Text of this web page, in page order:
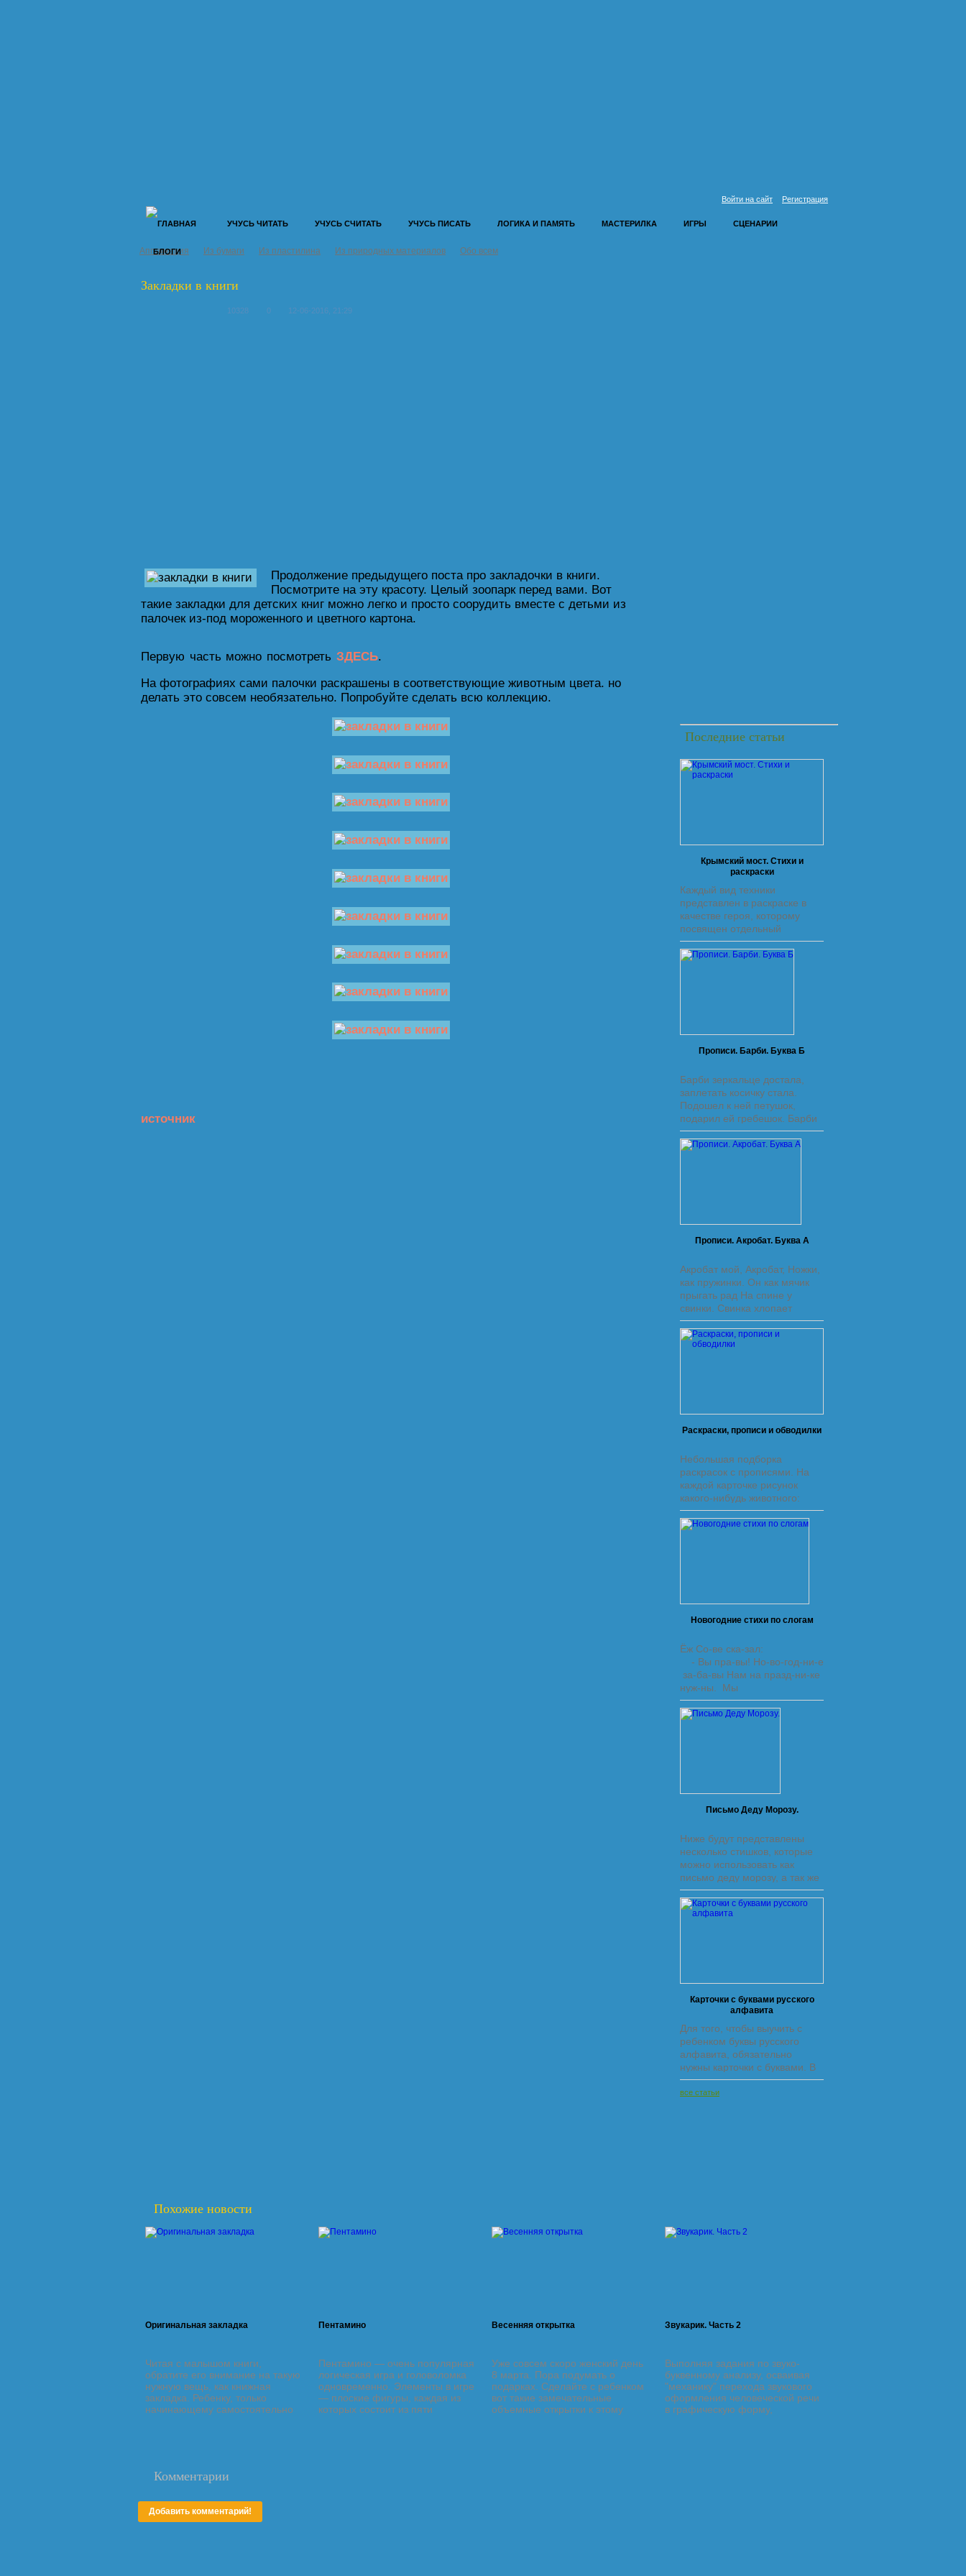
Войти на сайт Регистрация
УЧУСЬ ЧИТАТЬ УЧУСЬ СЧИТАТЬ УЧУСЬ ПИСАТЬ ЛОГИКА И ПАМЯТЬ МАСТЕРИЛКА ИГРЫ СЦЕНАРИИ
БЛОГИ
Аппликация Из бумаги Из пластилина Из природных материалов Обо всем
Закладки в книги
10328 0 12-06-2016, 21:29
Продолжение предыдущего поста про закладочки в книги.
Посмотрите на эту красоту. Целый зоопарк перед вами. Вот
такие закладки для детских книг можно легко и просто соорудить вместе с детьми из
палочек из-под мороженного и цветного картона.
Первую часть можно посмотреть ЗДЕСЬ.
На фотографиях сами палочки раскрашены в соответствующие животным цвета. но
делать это совсем необязательно. Попробуйте сделать всю коллекцию.
источник
Последние статьи
Крымский мост. Стихи и
раскраски
Каждый вид техники
представлен в раскраске в
качестве героя, которому
посвящен отдельный
разворот с черно-белой
картинкой для
Прописи. Барби. Буква Б
Барби зеркальце достала,
заплетать косичку стала.
Подошел к ней петушок,
подарил ей гребешок. Барби
улыбается — ей подарок
нравится!
Прописи. Акробат. Буква А
Акробат мой, Акробат, Ножки,
как пружинки. Он как мячик
прыгать рад На спине у
свинки. Свинка хлопает
ушами, Ей играть занятно с
нами.
Раскраски, прописи и обводилки
Небольшая подборка
раскрасок с прописями. На
каждой карточке рисунок
какого-нибудь животного:
зайчик, обезьянка, щенок,
мышонок... Картинки с
Новогодние стихи по слогам
Ёж Со-ве ска-зал:
- Вы пра-вы! Но-во-год-ни-е
за-ба-вы Нам на празд-ни-ке
нуж-ны. Мы
Письмо Деду Морозу.
Ниже будут представлены
несколько стишков, которые
можно использовать как
письмо деду морозу, а так же
новогодние раскраски,
которые можно скачать.
Карточки с буквами русского
алфавита
Для того, чтобы выучить с
ребенком буквы русского
алфавита, обязательно
нужны карточки с буквами. В
этой подборке карточки без
дополнительных рисунков -
все статьи
Похожие новости
Оригинальная закладка
Читая с малышом книги,
обратите его внимание на такую
нужную вещь, как книжная
закладка. Ребенку, только
начинающему самостоятельно
Пентамино
Пентамино — очень популярная
логическая игра и головоломка
одновременно. Элементы в игре
— плоские фигуры, каждая из
которых состоит из пяти
Весенняя открытка
Уже совсем скоро женский день
8 марта. Пора подумать о
подарках. Сделайте с ребенком
вот такие замечательные
объемные открытки к этому
Звукарик. Часть 2
Выполняя задания по звуко-
буквенному анализу, осваивая
"механику" перехода звукового
оформления человеческой речи
в графическую форму,
Комментарии
Добавить комментарий!